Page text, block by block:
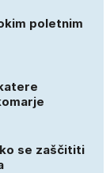
poletnim
se zaščititi